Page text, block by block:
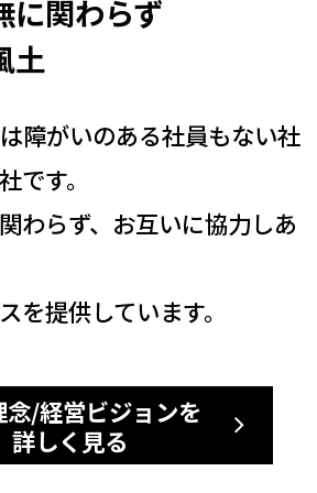
に関わらず
土
障がいのある社員もない社
です。
わらず、お互いに協力しあ
を提供しています。
念/経営ビジョンを
詳しく見る